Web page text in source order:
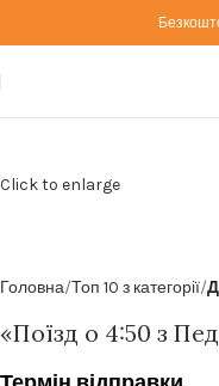
Click to enlarge
Головна Топ 10 з категорії
«Поїзд о 4:50 з